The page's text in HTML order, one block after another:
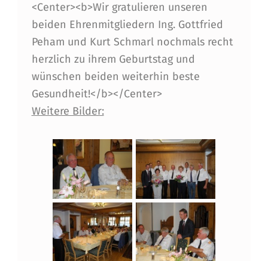
I
E
R
J
U
B
<Center><b>Wir gratulieren unseren
beiden Ehrenmitgliedern Ing. Gottfried
Peham und Kurt Schmarl nochmals recht
herzlich zu ihrem Geburtstag und
wünschen beiden weiterhin beste
Gesundheit!</b></Center>
Weitere Bilder: